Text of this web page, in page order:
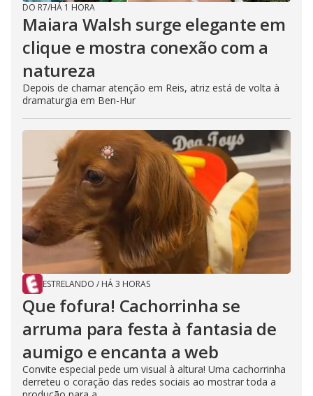
DO R7/HÁ 1 HORA
Maiara Walsh surge elegante em
clique e mostra conexão com a
natureza
Depois de chamar atenção em Reis, atriz está de volta à
dramaturgia em Ben-Hur
ESTRELANDO / HÁ 3 HORAS
Que fofura! Cachorrinha se
arruma para festa à fantasia de
aumigo e encanta a web
Convite especial pede um visual à altura! Uma cachorrinha
derreteu o coração das redes sociais ao mostrar toda a